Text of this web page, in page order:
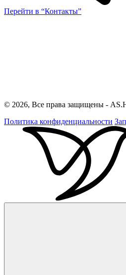
Перейти в “Контакты”
© 2026, Все права защищены -
Политика конфиденциальности